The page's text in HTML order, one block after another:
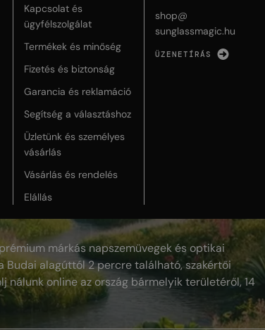
Kapcsolat és
ügyfélszolgálat
Termékek és minőség
Fizetés és biztonság
Garancia és reklamáció
Segítség a választáshoz
Üzletünk és személyes
vásárlás
Vásárlás és rendelés
Elállás
shop@
sunglassmagic.hu
ÜZENETÍRÁS
márkás napszemüvegek és optikai
Budai alagúttól 2 percre található, szakértői
nálunk online az ország bármelyik területéről, 14